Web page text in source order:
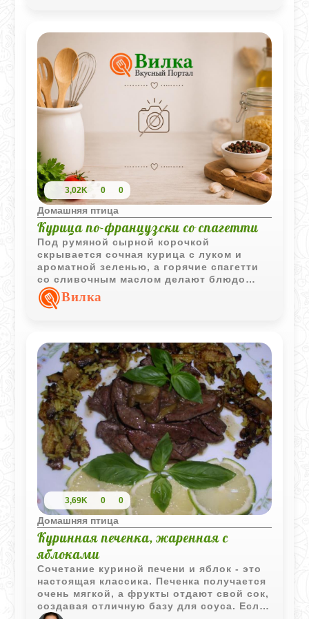
3,02K 0 0
Домашняя птица
Курица по-французски со спагетти
Под румяной сырной корочкой
скрывается сочная курица с луком и
ароматной зеленью, а горячие спагетти
со сливочным маслом делают блюдо
особенно уютным. Такой вариант
"курицы по-французски" отлично
домашнему вкусного.
Вилка
3,69K 0 0
Домашняя птица
Куринная печенка, жаренная с
яблоками
Сочетание куриной печени и яблок - это
настоящая классика. Печенка получается
очень мягкой, а фрукты отдают свой сок,
создавая отличную базу для соуса. Если